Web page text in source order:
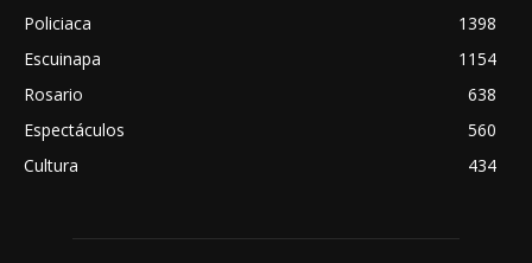
Policiaca
1398
Escuinapa
1154
Rosario
638
Espectáculos
560
Cultura
434